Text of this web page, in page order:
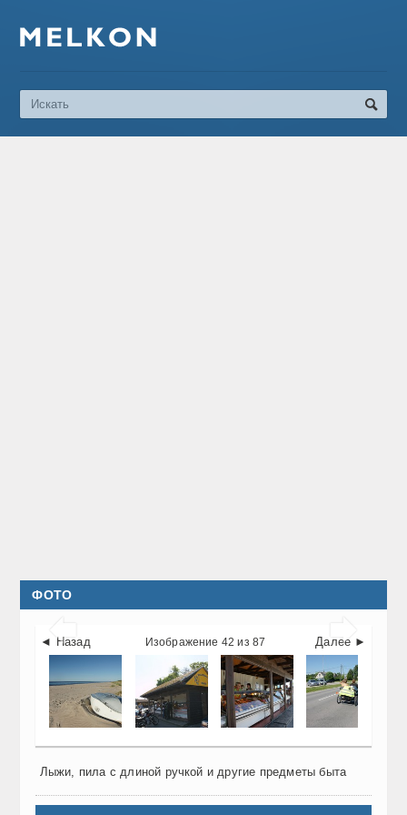
ФОТО
 
◄ Назад Далее ►
Изображение 42 из 87
Лыжи, пила с длиной ручкой и другие предметы быта